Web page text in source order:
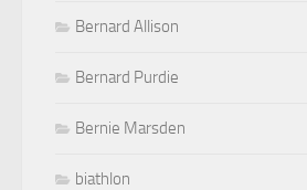
Bernard Allison
Bernard Purdie
Bernie Marsden
biathlon